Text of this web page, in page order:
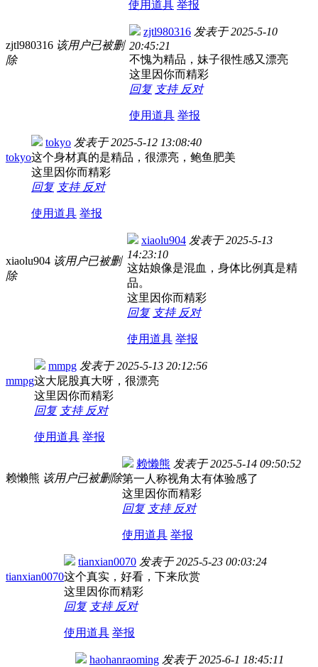
使用道具 举报
zjtl980316 该用户已被删
除
zjtl980316 发表于2025-5-10
20:45:21
不愧为精品，妹子很性感又漂亮
这里因你而精彩
回复 支持 反对
使用道具 举报
tokyo
tokyo 发表于2025-5-12 13:08:40
这个身材真的是精品，很漂亮，鲍鱼肥美
这里因你而精彩
回复 支持 反对
使用道具 举报
xiaolu904 该用户已被删
除
xiaolu904 发表于2025-5-13
14:23:10
这姑娘像是混血，身体比例真是精
品。
这里因你而精彩
回复 支持 反对
使用道具 举报
mmpg
mmpg 发表于2025-5-13 20:12:56
这大屁股真大呀，很漂亮
这里因你而精彩
回复 支持 反对
使用道具 举报
赖懒熊 该用户已被删除
赖懒熊 发表于2025-5-14 09:50:52
第一人称视角太有体验感了
这里因你而精彩
回复 支持 反对
使用道具 举报
tianxian0070
tianxian0070 发表于2025-5-23 00:03:24
这个真实，好看，下来欣赏
这里因你而精彩
回复 支持 反对
使用道具 举报
haohanraoming 发表于2025-6-1 18:45:11